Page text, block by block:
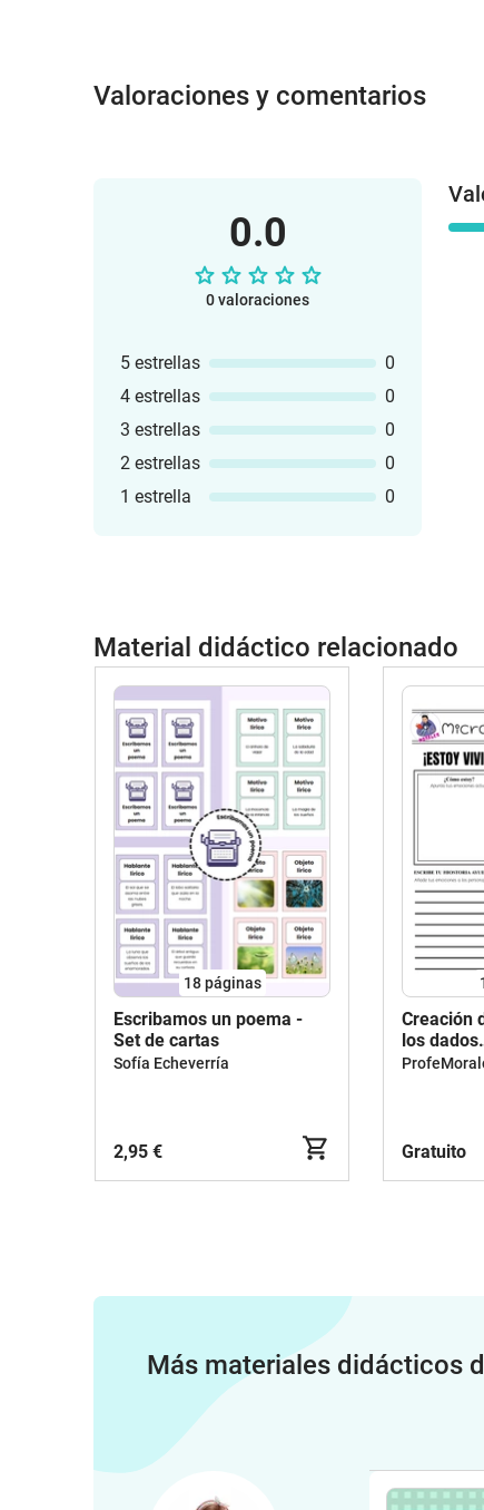
Valoraciones y comentarios
0.0
0 valoraciones
5 estrellas
0
4 estrellas
0
3 estrellas
0
2 estrellas
0
1 estrella
0
Material didáctico relacionado
18páginas
Escribamos un poema -
Set de cartas
Sofía Echeverría
2,95 €
Creación
los dados
Gratuito
Más materiales didácticos